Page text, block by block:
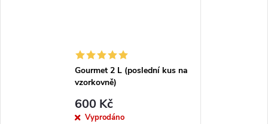
Gourmet 2 L (poslední kus na
vzorkovně)
600 Kč
Vyprodáno